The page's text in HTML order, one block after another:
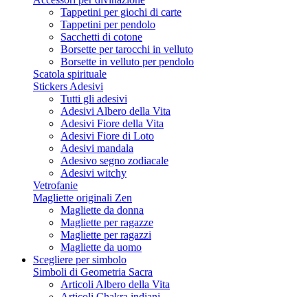
Tappetini per giochi di carte
Tappetini per pendolo
Sacchetti di cotone
Borsette per tarocchi in velluto
Borsette in velluto per pendolo
Scatola spirituale
Stickers Adesivi
Tutti gli adesivi
Adesivi Albero della Vita
Adesivi Fiore della Vita
Adesivi Fiore di Loto
Adesivi mandala
Adesivo segno zodiacale
Adesivi witchy
Vetrofanie
Magliette originali Zen
Magliette da donna
Magliette per ragazze
Magliette per ragazzi
Magliette da uomo
Scegliere per simbolo
Simboli di Geometria Sacra
Articoli Albero della Vita